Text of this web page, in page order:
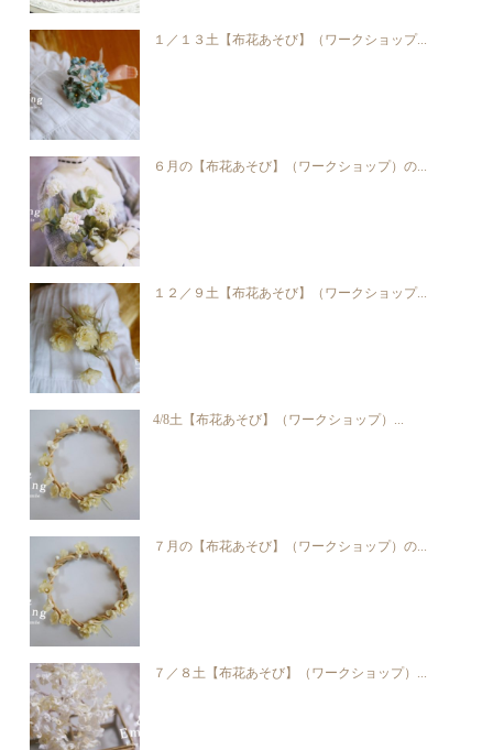
１／１３土【布花あそび】（ワークショップ...
６月の【布花あそび】（ワークショップ）の...
１２／９土【布花あそび】（ワークショップ...
4/8土【布花あそび】（ワークショップ）...
７月の【布花あそび】（ワークショップ）の...
７／８土【布花あそび】（ワークショップ）...